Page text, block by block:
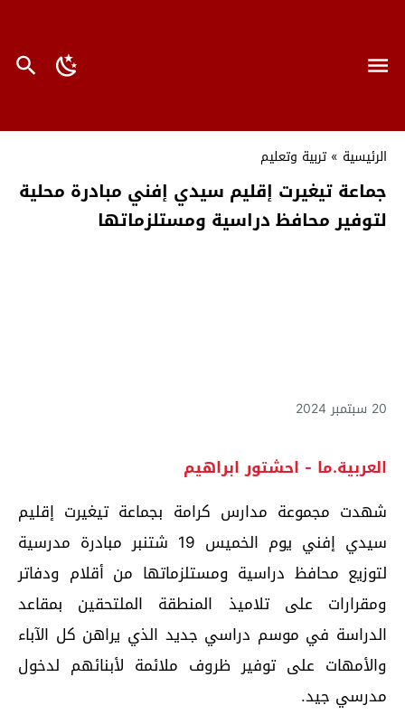
الرئيسية » تربية وتعليم
جماعة تيغيرت إقليم سيدي إفني مبادرة محلية
لتوفير محافظ دراسية ومستلزماتها
20 سبتمبر 2024
العربية.ما - احشتور ابراهيم
شهدت مجموعة مدارس كرامة بجماعة تيغيرت إقليم
سيدي إفني يوم الخميس 19 شتنبر مبادرة مدرسية
لتوزيع محافظ دراسية ومستلزماتها من أقلام ودفاتر
ومقرارات على تلاميذ المنطقة الملتحقين بمقاعد
الدراسة في موسم دراسي جديد الذي يراهن كل الآباء
والأمهات على توفير ظروف ملائمة لأبنائهم لدخول
مدرسي جيد.